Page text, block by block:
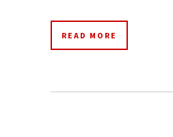
READ MORE